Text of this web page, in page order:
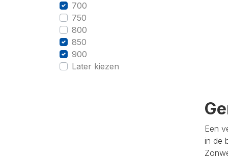
700
750
800
850
900
Later kiezen
Een
in de